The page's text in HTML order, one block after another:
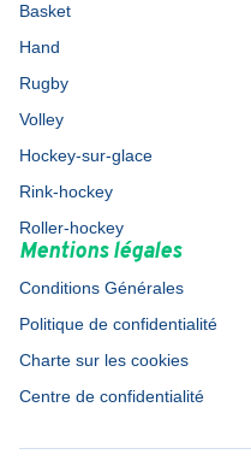
Basket
Hand
Rugby
Volley
Hockey-sur-glace
Rink-hockey
Roller-hockey
Mentions légales
Conditions Générales
Politique de confidentialité
Charte sur les cookies
Centre de confidentialité